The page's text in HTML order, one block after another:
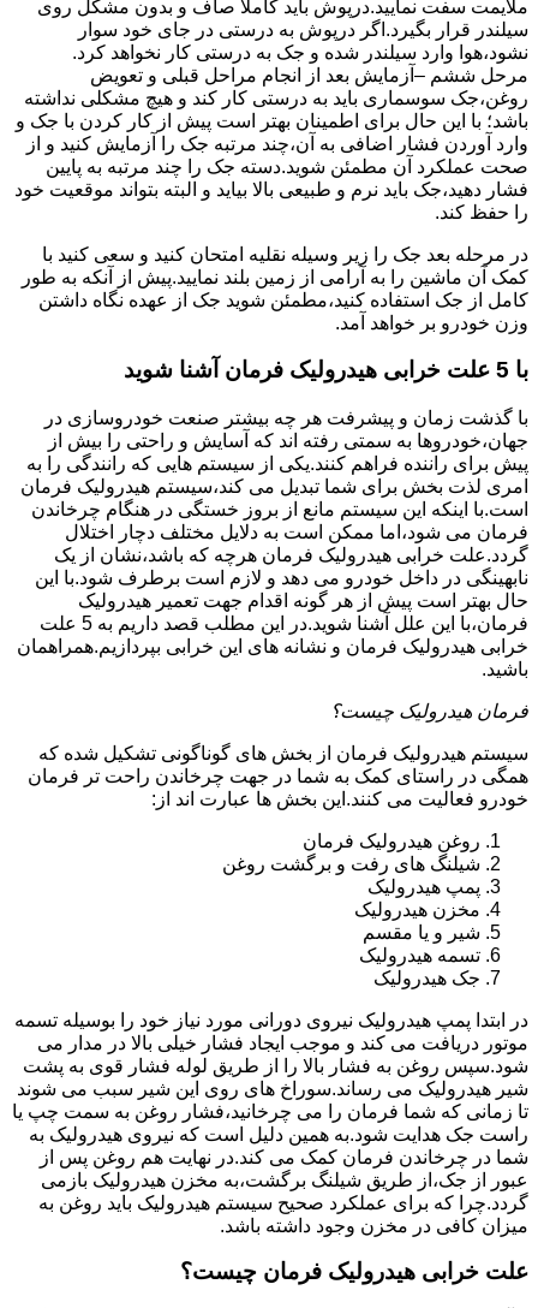
ملایمت سفت نمایید.درپوش باید کاملا صاف و بدون مشکل روی
سیلندر قرار بگیرد.اگر درپوش به درستی در جای خود سوار
نشود،هوا وارد سیلندر شده و جک به درستی کار نخواهد کرد.
مرحل ششم –آزمایش بعد از انجام مراحل قبلی و تعویض
روغن،جک سوسماری باید به درستی کار کند و هیچ مشکلی نداشته
باشد؛ با این حال برای اطمینان بهتر است پیش از کار کردن با جک و
وارد آوردن فشار اضافی به آن،چند مرتبه جک را آزمایش کنید و از
صحت عملکرد آن مطمئن شوید.دسته جک را چند مرتبه به پایین
فشار دهید،جک باید نرم و طبیعی بالا بیاید و البته بتواند موقعیت خود
را حفظ کند.
در مرحله بعد جک را زیر وسیله نقلیه امتحان کنید و سعی کنید با
کمک آن ماشین را به آرامی از زمین بلند نمایید.پیش از آنکه به طور
کامل از جک استفاده کنید،مطمئن شوید جک از عهده نگاه داشتن
وزن خودرو بر خواهد آمد.
با 5 علت خرابی هیدرولیک فرمان آشنا شوید
با گذشت زمان و پیشرفت هر چه بیشتر صنعت خودروسازی در
جهان،خودروها به سمتی رفته اند که آسایش و راحتی را بیش از
پیش برای راننده فراهم کنند.یکی از سیستم هایی که رانندگی را به
امری لذت بخش برای شما تبدیل می کند،سیستم هیدرولیک فرمان
است.با اینکه این سیستم مانع از بروز خستگی در هنگام چرخاندن
فرمان می شود،اما ممکن است به دلایل مختلف دچار اختلال
گردد.علت خرابی هیدرولیک فرمان هرچه که باشد،نشان از یک
نابهینگی در داخل خودرو می دهد و لازم است برطرف شود.با این
حال بهتر است پیش از هر گونه اقدام جهت تعمیر هیدرولیک
فرمان،با این علل آشنا شوید.در این مطلب قصد داریم به 5 علت
خرابی هیدرولیک فرمان و نشانه های این خرابی بپردازیم.همراهمان
باشید.
فرمان هیدرولیک چیست؟
سیستم هیدرولیک فرمان از بخش های گوناگونی تشکیل شده که
همگی در راستای کمک به شما در جهت چرخاندن راحت تر فرمان
خودرو فعالیت می کنند.این بخش ها عبارت اند از:
روغن هیدرولیک فرمان
شیلنگ های رفت و برگشت روغن
پمپ هیدرولیک
مخزن هیدرولیک
شیر و یا مقسم
تسمه هیدرولیک
جک هیدرولیک
در ابتدا پمپ هیدرولیک نیروی دورانی مورد نیاز خود را بوسیله تسمه
موتور دریافت می کند و موجب ایجاد فشار خیلی بالا در مدار می
شود.سپس روغن به فشار بالا را از طریق لوله فشار قوی به پشت
شیر هیدرولیک می رساند.سوراخ های روی این شیر سبب می شوند
تا زمانی که شما فرمان را می چرخانید،فشار روغن به سمت چپ یا
راست جک هدایت شود.به همین دلیل است که نیروی هیدرولیک به
شما در چرخاندن فرمان کمک می کند.در نهایت هم روغن پس از
عبور از جک،از طریق شیلنگ برگشت،به مخزن هیدرولیک بازمی
گردد.چرا که برای عملکرد صحیح سیستم هیدرولیک باید روغن به
میزان کافی در مخزن وجود داشته باشد.
علت خرابی هیدرولیک فرمان چیست؟